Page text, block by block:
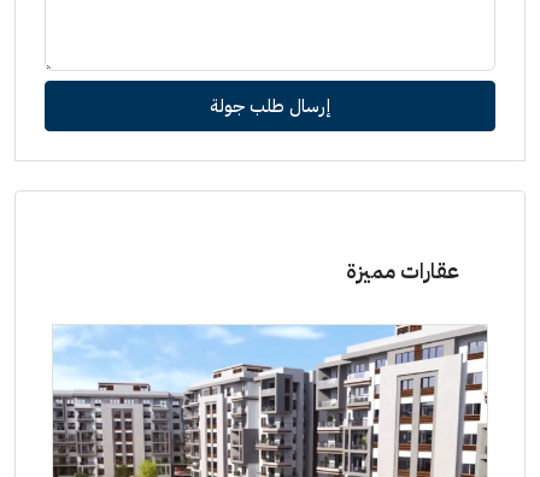
إرسال طلب جولة
عقارات مميزة